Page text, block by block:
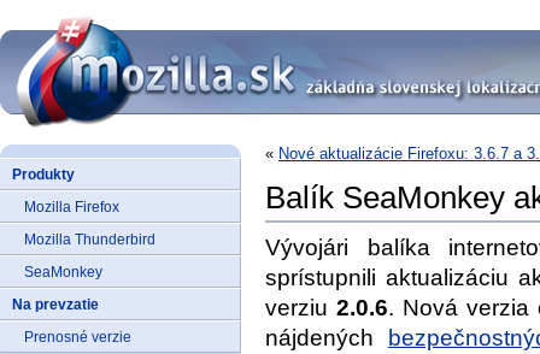
Produkty
Mozilla Firefox
Mozilla Thunderbird
SeaMonkey
Na prevzatie
Prenosné verzie
« Nové aktualizácie Firefoxu: 3.6.7 a
Balík SeaMonkey
Vývojári balíka
sprístupnili aktualizáciu
verziu 2.0.6. Nová verzia
nájdených